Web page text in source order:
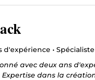
d'expérience •
avec deux ans
dans la